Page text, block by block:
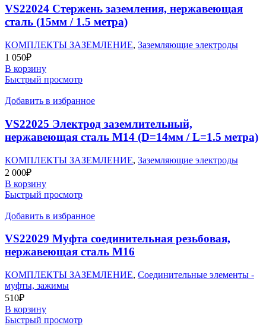
VS22024 Стержень заземления, нержавеющая
сталь (15мм / 1.5 метра)
КОМПЛЕКТЫ ЗАЗЕМЛЕНИЕ, Заземляющие электроды
1 050₽
В корзину
Быстрый просмотр
Добавить в избранное
VS22025 Электрод заземлительный,
нержавеющая сталь М14 (D=14мм / L=1.5 метра)
КОМПЛЕКТЫ ЗАЗЕМЛЕНИЕ, Заземляющие электроды
2 000₽
В корзину
Быстрый просмотр
Добавить в избранное
VS22029 Муфта соединительная резьбовая,
нержавеющая сталь М16
КОМПЛЕКТЫ ЗАЗЕМЛЕНИЕ, Соединительные элементы -
муфты, зажимы
510₽
В корзину
Быстрый просмотр